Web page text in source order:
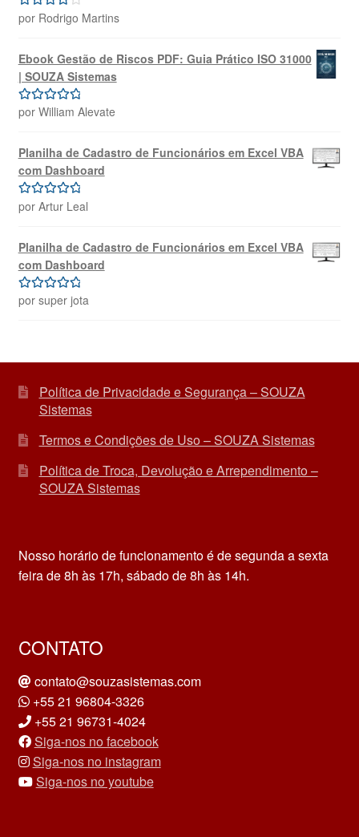
Avaliação
por Rodrigo Martins
Ebook Gestão de Riscos PDF: Guia Prático ISO 31000
| SOUZA Sistemas
Avaliação5
por William Alevate
Planilha de Cadastro de Funcionários em Excel VBA
com Dashboard
Avaliação 5
por Artur Leal
Planilha de Cadastro de Funcionários em Excel VBA
com Dashboard
Avaliação5
por super jota
Política de Privacidade e Segurança – SOUZA
Sistemas
Termos e Condições de Uso – SOUZA Sistemas
Política de Troca, Devolução e Arrependimento –
SOUZA Sistemas
Nosso horário de funcionamento é de segunda a sexta
feira de 8h às 17h, sábado de 8h às 14h.
CONTATO
contato@souzasistemas.com
+55 21 96804-3326
+55 21 96731-4024
Siga-nos no facebook
Siga-nos no instagram
Siga-nos no youtube